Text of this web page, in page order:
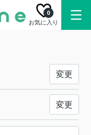
お気に入り
0
変更
変更